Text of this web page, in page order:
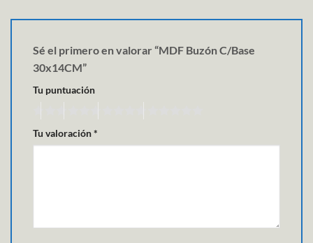
Sé el primero en valorar “MDF Buzón C/Base
30x14CM”
Tu puntuación
Tu valoración*